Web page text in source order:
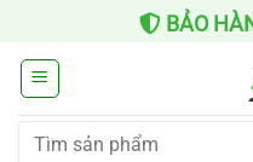
dung
BẢO
Tìm